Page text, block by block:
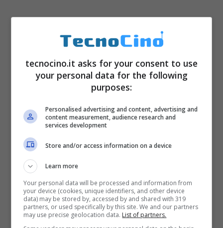
tecnocino.it asks for your consent to use
your personal data for the following
purposes:
Personalised advertising and content, advertising and
content measurement, audience research and
services development
Store and/or access information on a device
Learn more
Your personal data will be processed and information from
your device (cookies, unique identifiers, and other device
data) may be stored by, accessed by and shared with 319
partners, or used specifically by this site. We and our partners
may use precise geolocation data. List of partners.